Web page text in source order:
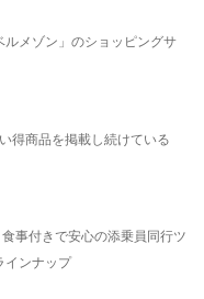
メゾン」のショッピングサ
得商品を掲載し続けている
事付きで安心の添乗員同行ツ
インナップ